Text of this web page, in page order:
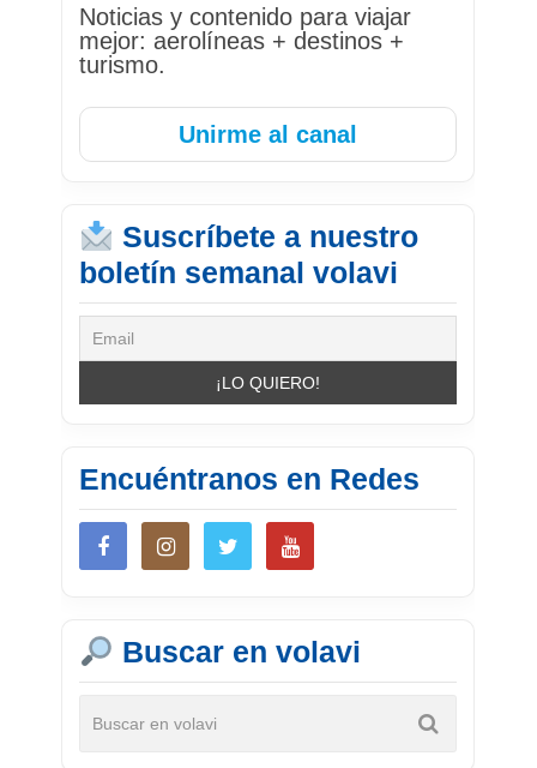
Noticias y contenido para viajar
mejor: aerolíneas + destinos +
turismo.
Unirme al canal
Suscríbete a nuestro
boletín semanal volavi
Encuéntranos en Redes
Buscar en volavi